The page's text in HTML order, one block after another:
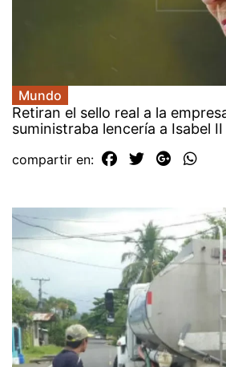
Mundo
Retiran el sello real a la
suministraba lencería a Isabel II
compartir en: